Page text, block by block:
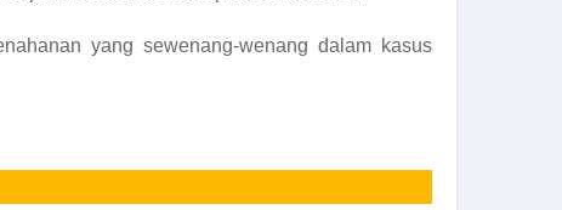
yang sewenang-wenang dalam kasus